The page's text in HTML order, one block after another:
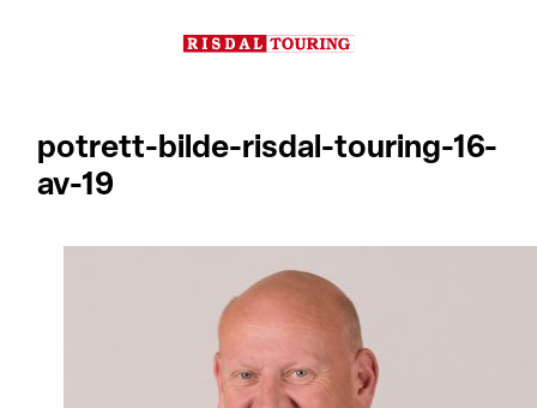
potrett-bilde-risdal-touring-16-
av-19